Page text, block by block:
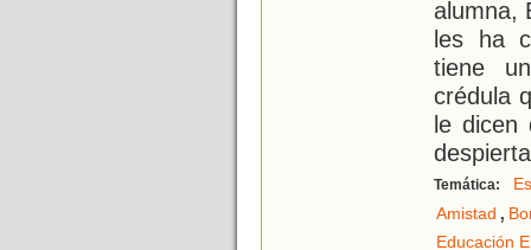
alumna,
les ha
tiene
crédula
le dicen
Temática:
Amistad ,
Educación